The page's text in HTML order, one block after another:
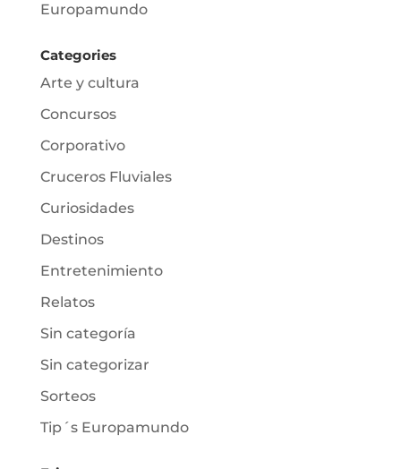
Europamundo
Categories
Arte y cultura
Concursos
Corporativo
Cruceros Fluviales
Curiosidades
Destinos
Entretenimiento
Relatos
Sin categoría
Sin categorizar
Sorteos
Tip´s Europamundo